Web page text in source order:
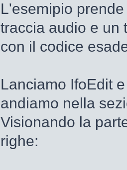
L'esemipio
traccia audio e un
con il codice
Lanciamo IfoEdit
andiamo nella
Visionando la
righe: